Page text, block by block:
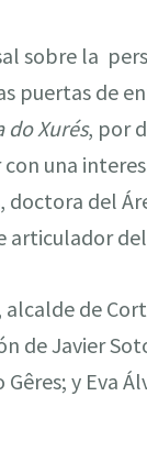
sobre la
puertas de
do Xurés, por
una
del
articulador
de
de Javier
y Eva